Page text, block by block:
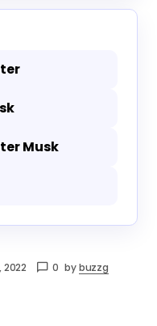
Musk
2022 0 bybuzzg